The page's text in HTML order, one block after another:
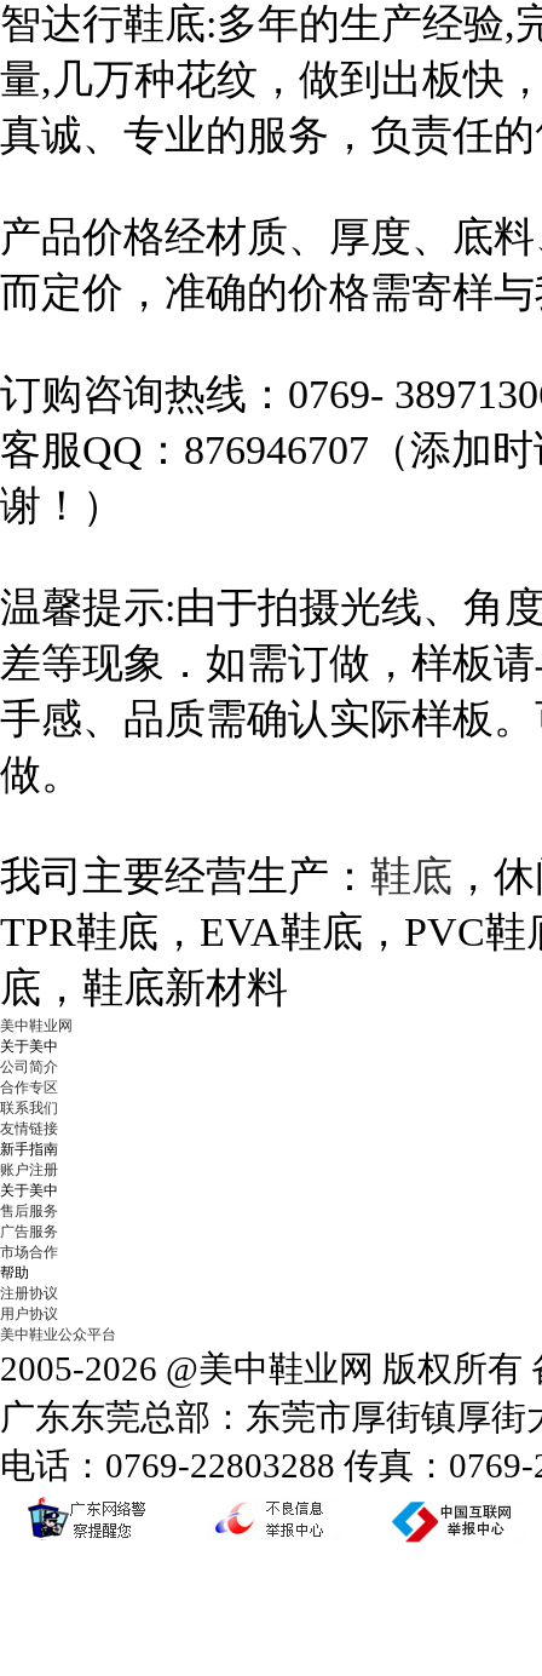
智达行鞋底:多年的生产经验,
量, 几万种花纹，做到出板快
真诚、专业的服务，负责任
产品价格经材质、厚度、底
而定价，准确的价格需寄样
订购咨询热线：0769-
客服QQ ： 876946707 （添加
谢！）
温馨提示:由于拍摄光线、角
差等现象．如需订做，样板
手感、品质需确认实际样板
做。
我司主要经营生产： 鞋底 ，
TPR鞋底， EVA鞋底， PVC鞋
底， 鞋底新材料
美中鞋业网
关于美中
公司简介
合作专区
联系我们
友情链接
新手指南
账户注册
关于美中
售后服务
广告服务
市场合作
帮助
注册协议
用户协议
美中鞋业公众平台
2005-2026 @美中鞋业网 版权所有
广东东莞总部：东莞市厚街镇厚
电话：0769-22803288 传真：0769-